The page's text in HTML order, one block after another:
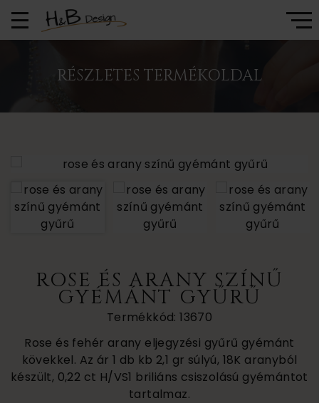
RÉSZLETES TERMÉKOLDAL
ROSE ÉS ARANY SZÍNŰ
GYÉMÁNT GYŰRŰ
Termékkód: 13670
Rose és fehér arany eljegyzési gyűrű gyémánt
kövekkel. Az ár 1 db kb 2,1 gr súlyú, 18K aranyból
készült, 0,22 ct H/VS1 briliáns csiszolású gyémántot
tartalmaz.